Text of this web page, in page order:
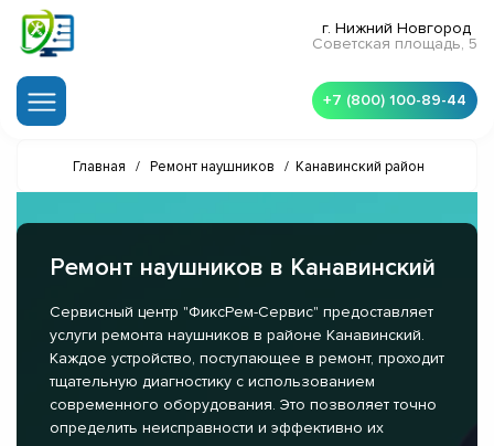
г. Нижний Новгород
Советская площадь, 5
+7 (800) 100-89-44
Главная / Ремонт наушников / Канавинский район
Ремонт наушников в Канавинский
Сервисный центр "ФиксРем-Сервис" предоставляет
услуги ремонта наушников в районе Канавинский.
Каждое устройство, поступающее в ремонт, проходит
тщательную диагностику с использованием
современного оборудования. Это позволяет точно
определить неисправности и эффективно их